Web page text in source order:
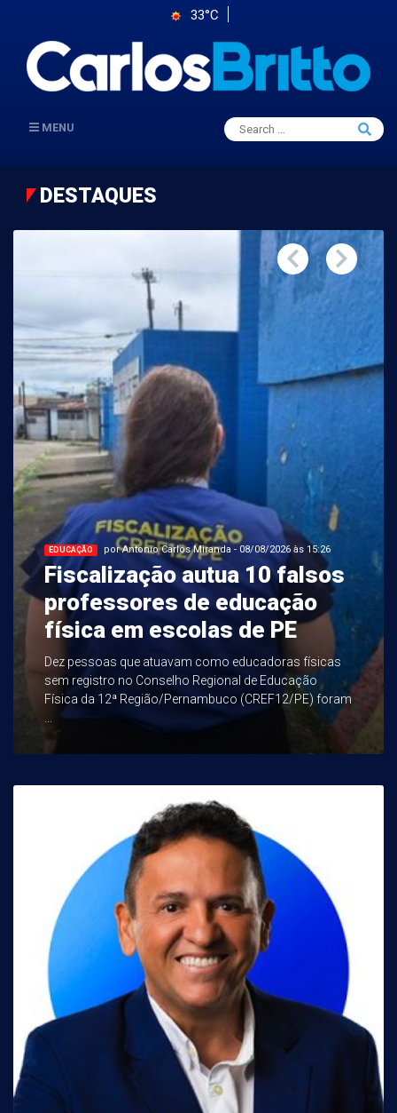
33°C
MENU
Search
for:
Search
DESTAQUES
EDUCAÇÃO por Antonio Carlos Miranda - 08/08/2026 às 15:26
Fiscalização autua 10 falsos
professores de educação
física em escolas de PE
Dez pessoas que atuavam como educadoras físicas
sem registro no Conselho Regional de Educação
Física da 12ª Região/Pernambuco (CREF12/PE) foram